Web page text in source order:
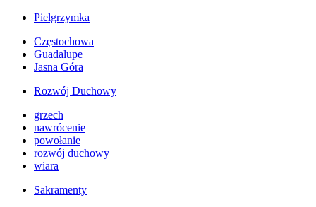
Pielgrzymka
Częstochowa
Guadalupe
Jasna Góra
Rozwój Duchowy
grzech
nawrócenie
powołanie
rozwój duchowy
wiara
Sakramenty